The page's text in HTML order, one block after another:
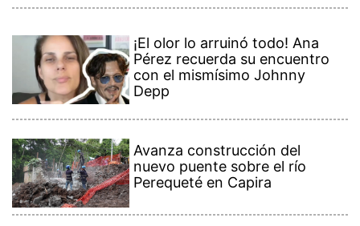
¡El olor lo arruinó todo! Ana
Pérez recuerda su encuentro
con el mismísimo Johnny
Depp
Avanza construcción del
nuevo puente sobre el río
Perequeté en Capira